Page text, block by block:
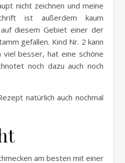
nicht zeichnen und meine
ist außerdem kaum
diesem Gebiet einer der
gefallen. Kind Nr. 2 kann
viel besser, hat eine schöne
noch dazu auch noch
natürlich auch nochmal
am besten mit einer